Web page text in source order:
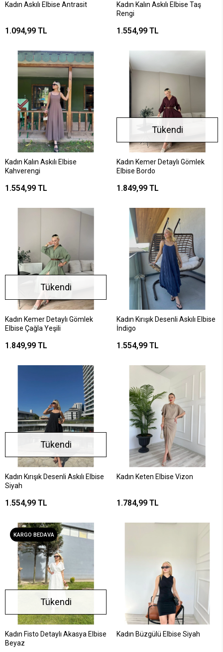
Kadın Askılı Elbise Antrasit
1.094,99 TL
Kadın Kalın Askılı Elbise Taş
Rengi
1.554,99 TL
Kadın Kalın Askılı Elbise
Kahverengi
1.554,99 TL
Tükendi
Kadın Kemer Detaylı Gömlek
Elbise Bordo
1.849,99 TL
Tükendi
Kadın Kemer Detaylı Gömlek
Elbise Çağla Yeşili
1.849,99 TL
Kadın Kırışık Desenli Askılı Elbise
İndigo
1.554,99 TL
Tükendi
Kadın Kırışık Desenli Askılı Elbise
Siyah
1.554,99 TL
Kadın Keten Elbise Vizon
1.784,99 TL
KARGO BEDAVA
Tükendi
Kadın Fisto Detaylı Akasya Elbise
Beyaz
Kadın Büzgülü Elbise Siyah